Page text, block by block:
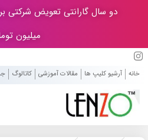
دو سال گارانتی تعویض شرکتی
میلیون
خانه آرشیو کلیپ ها مقالات آموزشی کاتالوگ